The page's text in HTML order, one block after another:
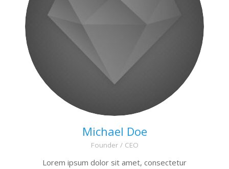
FUTBOLDA GÜNCEL HABERLER
İLETİŞİM
Michael Doe
Founder / CEO
Lorem ipsum dolor sit amet, consectetur